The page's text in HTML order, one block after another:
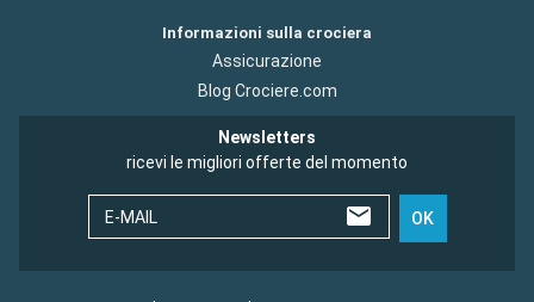
Informazioni sulla crociera
Assicurazione
Blog Crociere.com
Newsletters
ricevi le migliori offerte del momento
E-MAIL OK